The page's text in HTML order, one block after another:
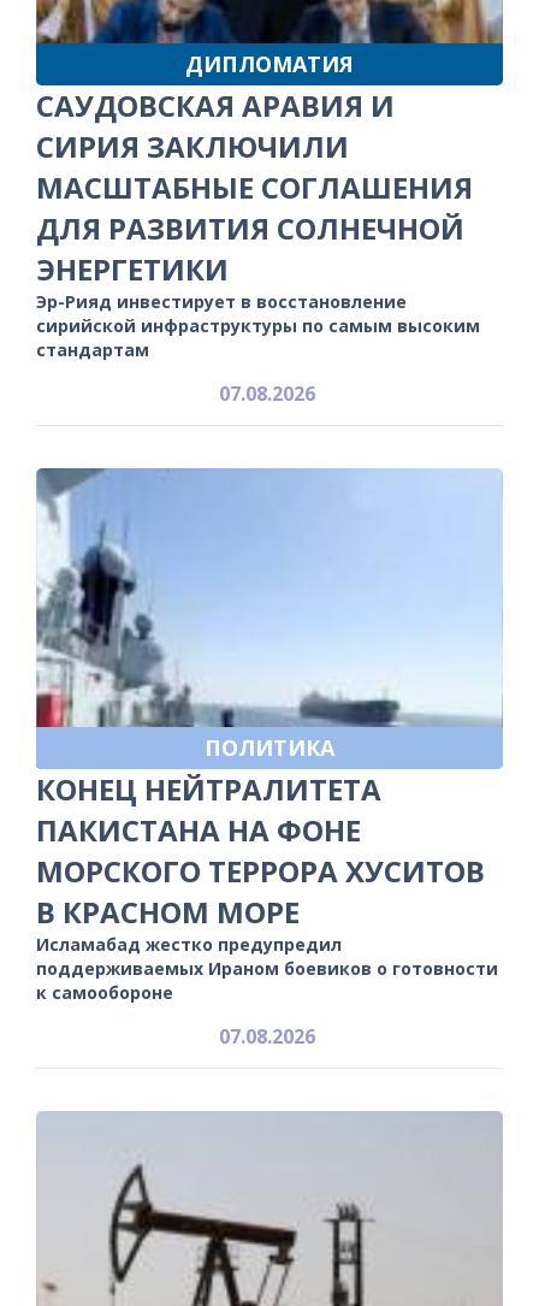
ДИПЛОМАТИЯ
САУДОВСКАЯ АРАВИЯ И
СИРИЯ ЗАКЛЮЧИЛИ
МАСШТАБНЫЕ СОГЛАШЕНИЯ
ДЛЯ РАЗВИТИЯ СОЛНЕЧНОЙ
ЭНЕРГЕТИКИ
Эр-Рияд инвестирует в восстановление
сирийской инфраструктуры по самым высоким
стандартам
07.08.2026
ПОЛИТИКА
КОНЕЦ НЕЙТРАЛИТЕТА
ПАКИСТАНА НА ФОНЕ
МОРСКОГО ТЕРРОРА ХУСИТОВ
В КРАСНОМ МОРЕ
Исламабад жестко предупредил
поддерживаемых Ираном боевиков о готовности
к самообороне
07.08.2026